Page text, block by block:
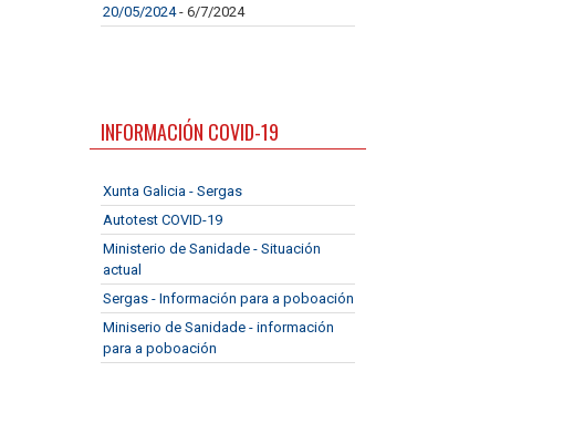
20/05/2024- 6/7/2024
INFORMACIÓN COVID-19
Xunta Galicia - Sergas
Autotest COVID-19
Ministerio de Sanidade - Situación
actual
Sergas - Información para a poboación
Miniserio de Sanidade - información
para a poboación